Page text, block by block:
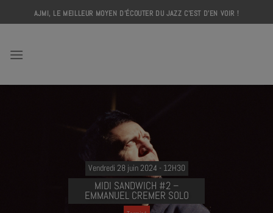
to
AJMI, LE MEILLEUR MOYEN D'ÉCOUTER DU JAZZ C'EST D'EN VOIR !
Vendredi 28 juin 2024 - 12H30
MIDI SANDWICH #2 –
EMMANUEL CREMER SOLO